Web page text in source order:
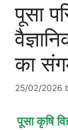
पूसा
का
25/02/2026
पूसा कृषि